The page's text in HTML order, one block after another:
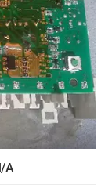
A